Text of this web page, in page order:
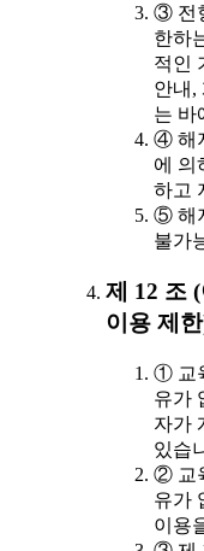
③ 전
한하
적인
안내,
는 바
④ 해
에 의
하고
⑤ 해
불가
제 12 조
이용 제
① 교
유가
자가
있습
② 교
유가
이용